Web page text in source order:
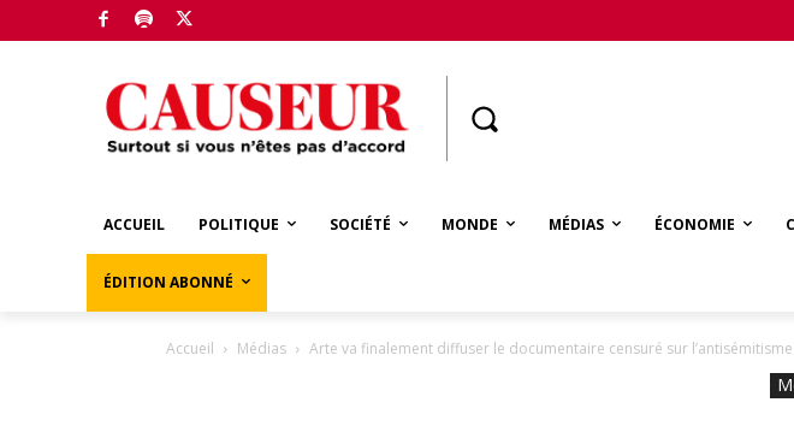
ACCUEIL POLITIQUE SOCIÉTÉ MONDE MÉDIAS ÉCONOMIE
ÉDITION ABONNÉ
Accueil Médias Arte va finalement diffuser le documentaire censuré sur l’antisémitisme